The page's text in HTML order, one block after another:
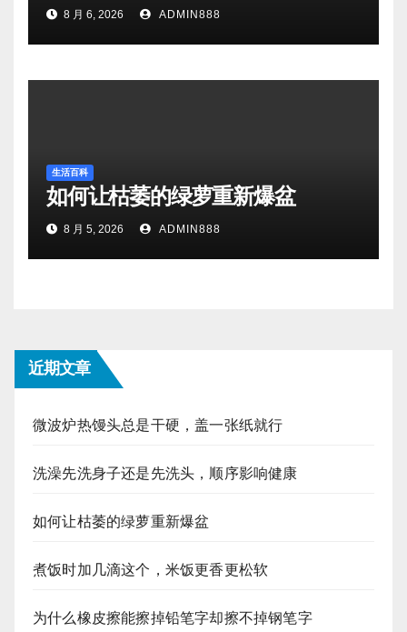
8 月 6, 2026 ADMIN888
生活百科
如何让枯萎的绿萝重新爆盆
8 月 5, 2026 ADMIN888
近期文章
微波炉热馒头总是干硬，盖一张纸就行
洗澡先洗身子还是先洗头，顺序影响健康
如何让枯萎的绿萝重新爆盆
煮饭时加几滴这个，米饭更香更松软
为什么橡皮擦能擦掉铅笔字却擦不掉钢笔字